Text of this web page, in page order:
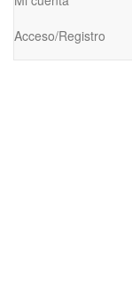
Acceso/Registro